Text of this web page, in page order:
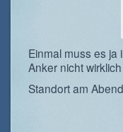
Einmal muss es ja
Anker nicht
Standort am